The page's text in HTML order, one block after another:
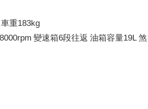
重183kg
變速箱6段往返 油箱容量19L 煞